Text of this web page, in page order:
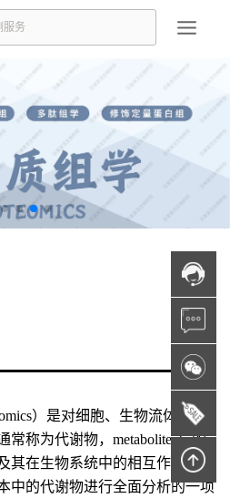
）是对细胞、生物流体、组
称为代谢物，metabolites）的
其在生物系统中的相互作用统称
中的代谢物进行全面分析的一项